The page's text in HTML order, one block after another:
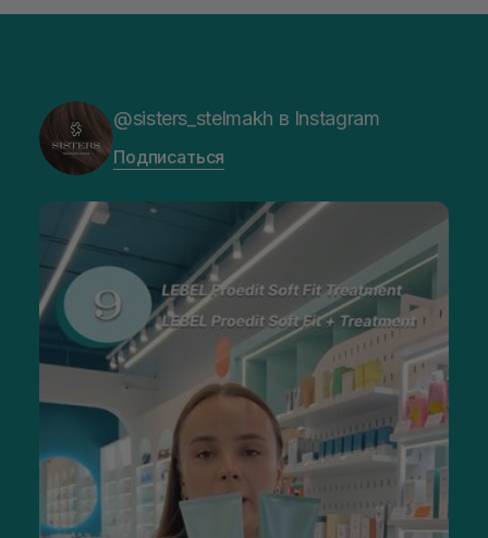
@sisters_stelmakh в Instagram
Подписаться